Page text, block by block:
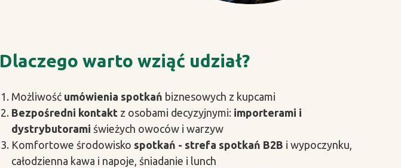
Dlaczego warto wziąć udział?
Możliwość umówienia spotkań biznesowych z kupcami
Bezpośredni kontakt z osobami decyzyjnymi: importerami i
dystrybutorami świeżych owoców i warzyw
Komfortowe środowisko spotkań - strefa spotkań B2B i wypoczynku,
całodzienna kawa i napoje, śniadanie i lunch